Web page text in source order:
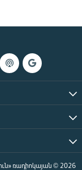
ռադիոկայան © 2026